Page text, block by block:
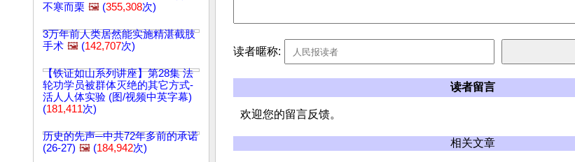
不寒而栗 🖼️ (355,308次)
3万年前人类居然能实施精湛截肢
手术 🖼️ (142,707次)
【铁证如山系列讲座】第28集 法
轮功学员被群体灭绝的其它方式-
活人人体实验 (图/视频中英字幕)
(181,411次)
历史的先声─中共72年多前的承诺
(26-27) 🖼️ (184,942次)
读者暱称:
读者留言
欢迎您的留言反馈。
相关文章